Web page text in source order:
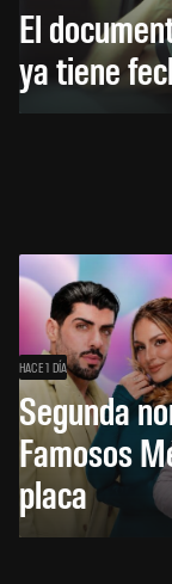
El
ya tiene
HACE 1 DÍA
Segunda
Famosos
placa